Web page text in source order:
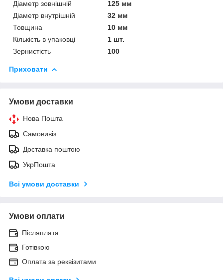
Діаметр зовнішній
125 мм
Діаметр внутрішній
32 мм
Товщина
10 мм
Кількість в упаковці
1 шт.
Зернистість
100
Приховати
Умови доставки
Нова Пошта
Самовивіз
Доставка поштою
УкрПошта
Всі умови доставки
Умови оплати
Післяплата
Готівкою
Оплата за реквізитами